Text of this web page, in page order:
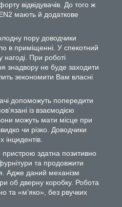
відвідувачів. До того ж
мають й додаткове
пору доводчики
в приміщенні. У спекотний
нагоді. При роботі
знадвору не буде заходити
зекономити Вам власні
допоможуть попередити
із взаємодією
можуть мати місце при
чи різко. Доводчики
інцидентів.
пристрою здатна позитивно
та продовжити
Адже даний механізм
об дверну коробку. Робота
та «м’яко», без рвучких